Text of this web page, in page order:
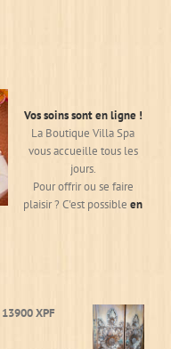
Vos soins sont en ligne !
La Boutique Villa Spa
vous accueille tous les
jours.
Pour offrir ou se faire
plaisir ? C'est possible en
13900XPF